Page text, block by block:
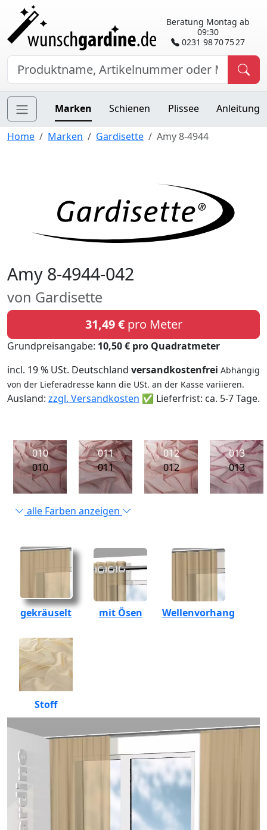
Beratung Montag ab
09:30
0231 98 70 75 27
Marken Schienen Plissee Anleitung
Home Marken Gardisette Amy 8-4944
Amy 8-4944-042
von Gardisette
31,49 €pro Meter
Grundpreisangabe: 10,50 € pro Quadratmeter
incl. 19 % USt. Deutschland versandkostenfrei Abhängig
von der Lieferadresse kann die USt. an der Kasse variieren.
Ausland: zzgl. Versandkosten ✅ Lieferfrist: ca. 5-7 Tage.
010
010
011
011
012
012
013
013
alle Farben anzeigen
gekräuselt mit Ösen Wellenvorhang
Stoff